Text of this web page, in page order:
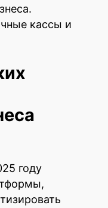
кассы и
году